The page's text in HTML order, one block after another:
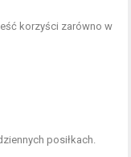
korzyści zarówno w
posiłkach.